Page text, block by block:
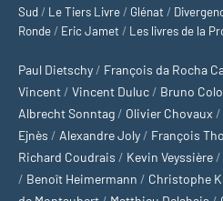
Sud / Le Tiers Livre / Glénat /
Ronde / Eric Jamet / Les livres de la
Paul Dietschy / François da Rocha
Vincent / Vincent Duluc / Bruno
Albrecht Sonntag / Olivier Chovaux /
Ejnès / Alexandre Joly / François
Richard Coudrais / Kevin Veyssière /
/ Benoît Heimermann / Christophe